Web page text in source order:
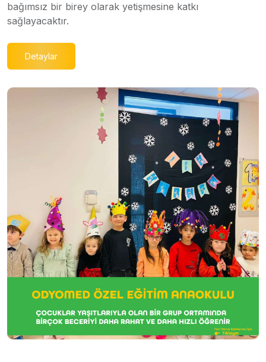
bağımsız bir birey olarak yetişmesine katkı
sağlayacaktır.
Detaylar